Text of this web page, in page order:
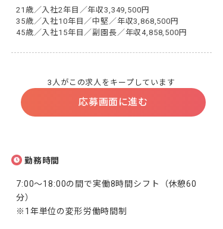
21歳／入社2年目／年収3,349,500円
35歳／入社10年目／中堅／年収3,868,500円
45歳／入社15年目／副園長／年収4,858,500円
3人がこの求人をキープしています
応募画面に進む
勤務時間
7:00～18:00の間で実働8時間シフト（休憩60
分）
※1年単位の変形労働時間制